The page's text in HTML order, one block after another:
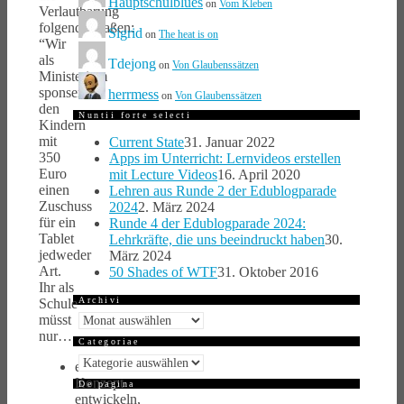
Verlautbarung
folgendermaßen:
“Wir
als
Ministerium
sponsern
den
Kindern
mit
350
Euro
einen
Zuschuss
für ein
Tablet
jedweder
Art.
Ihr als
Schule
müsst
nur…
ein
Konzept
entwickeln,
on Vom Kleben
Sigrid on The heat is on
Tdejong on Von Glaubenssätzen
herrmess on Von Glaubenssätzen
Nuntii forte selecti
Current State31. Januar 2022
Apps im Unterricht: Lernvideos erstellen
mit Lecture Videos16. April 2020
Lehren aus Runde 2 der Edublogparade
20242. März 2024
Runde 4 der Edublogparade 2024:
Lehrkräfte, die uns beeindruckt haben30.
März 2024
50 Shades of WTF31. Oktober 2016
Archivi
Archivi
Categoriae
Categoriae
De pagina